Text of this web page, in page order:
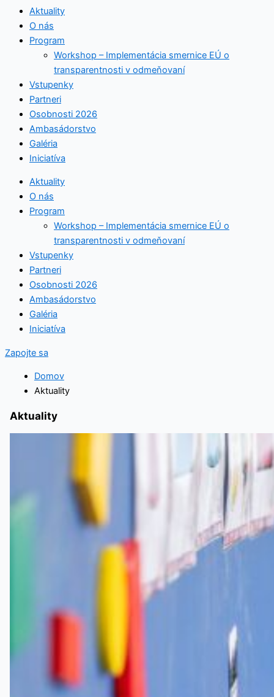
Aktuality
O nás
Program
Workshop – Implementácia smernice EÚ o
transparentnosti v odmeňovaní
Vstupenky
Partneri
Osobnosti 2026
Ambasádorstvo
Galéria
Iniciatíva
Aktuality
O nás
Program
Workshop – Implementácia smernice EÚ o
transparentnosti v odmeňovaní
Vstupenky
Partneri
Osobnosti 2026
Ambasádorstvo
Galéria
Iniciatíva
Zapojte sa
Domov
Aktuality
Aktuality